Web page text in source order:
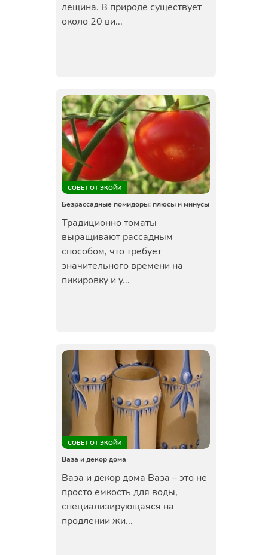
лещина. В природе существует
около 20 ви...
СОВЕТ ОТ ЭКОЙИ
Безрассадные помидоры: плюсы и минусы
Традиционно томаты
выращивают рассадным
способом, что требует
значительного времени на
пикировку и у...
СОВЕТ ОТ ЭКОЙИ
Ваза и декор дома
Ваза и декор дома Ваза – это не
просто емкость для воды,
специализирующаяся на
продлении жи...